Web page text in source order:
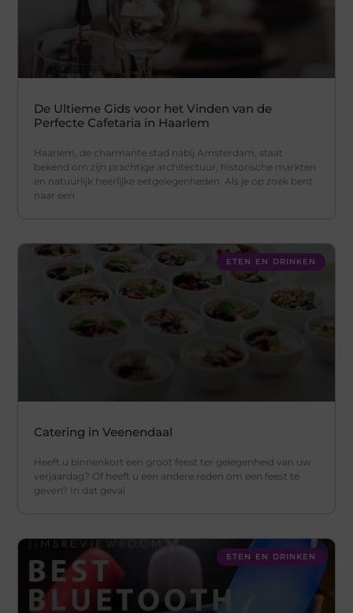
De Ultieme Gids voor het Vinden van de
Perfecte Cafetaria in Haarlem
Haarlem, de charmante stad nabij Amsterdam, staat
bekend om zijn prachtige architectuur, historische markten
en natuurlijk heerlijke eetgelegenheden. Als je op zoek bent
naar een
ETEN EN DRINKEN
Catering in Veenendaal
Heeft u binnenkort een groot feest ter gelegenheid van uw
verjaardag? Of heeft u een andere reden om een feest te
geven? In dat geval
ETEN EN DRINKEN